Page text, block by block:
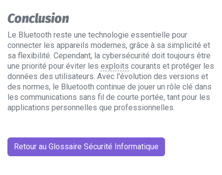
Conclusion
Le Bluetooth reste une technologie essentielle pour
connecter les appareils modernes, grâce à sa simplicité et
sa flexibilité. Cependant, la cybersécurité doit toujours être
une priorité pour éviter les exploits courants et protéger les
données des utilisateurs. Avec l'évolution des versions et
des normes, le Bluetooth continue de jouer un rôle clé dans
les communications sans fil de courte portée, tant pour les
applications personnelles que professionnelles.
Retour au Glossaire Sécurité Informatique